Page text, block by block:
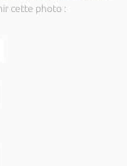
cette photo :